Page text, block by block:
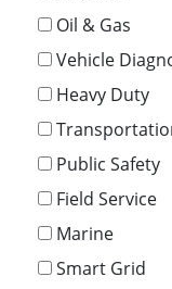
Oil & Gas
Vehicle
Heavy Duty
Public Safety
Field Service
Marine
Smart Grid